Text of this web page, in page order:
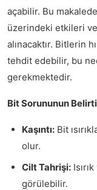
açabilir. Bu
üzerindeki etkileri
alınacaktır. Bitlerin
tehdit edebilir, bu
gerekmektedir.
Bit Sorununun
Kaşıntı: Bit
olur.
Cilt Tahrişi:
görülebilir.